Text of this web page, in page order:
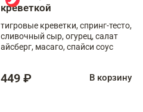
креветкой
тигровые креветки, спринг-тесто,
сливочный сыр, огурец, салат
айсберг, масаго, спайси соус
449 ₽ В корзину